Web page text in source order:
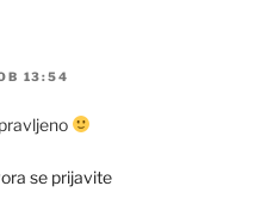
13:54
se prijavite